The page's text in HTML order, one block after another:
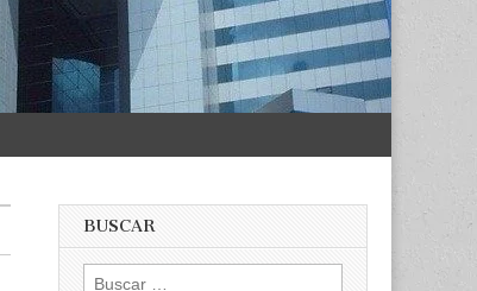
BUSCAR
Buscar: